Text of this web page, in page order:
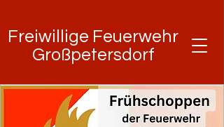
Freiwillige Feuerwehr
Großpetersdorf
Freiwillige Feuerwehr
Großpetersdorf